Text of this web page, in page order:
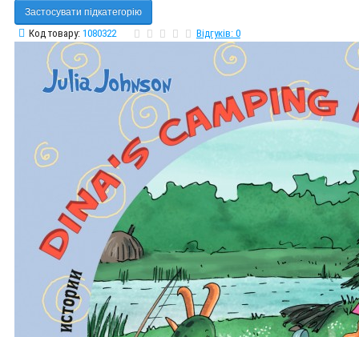
Застосувати підкатегорію
Код товару: 1080322 Відгуків: 0